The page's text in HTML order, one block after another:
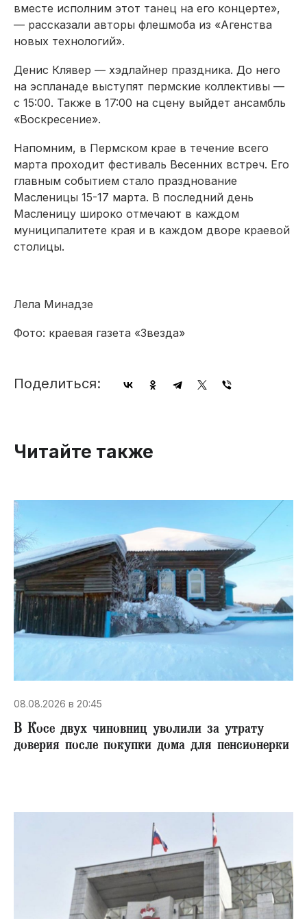
вместе исполним этот танец на его концерте»,
— рассказали авторы флешмоба из «Агенства
новых технологий».
Денис Клявер — хэдлайнер праздника. До него
на эспланаде выступят пермские коллективы —
с 15:00. Также в 17:00 на сцену выйдет ансамбль
«Воскресение».
Напомним, в Пермском крае в течение всего
марта проходит фестиваль Весенних встреч. Его
главным событием стало празднование
Масленицы 15-17 марта. В последний день
Масленицу широко отмечают в каждом
муниципалитете края и в каждом дворе краевой
столицы.
Лела Минадзе
Фото: краевая газета «Звезда»
Поделиться:
Читайте также
08.08.2026 в 20:45
В Косе двух чиновниц уволили за утрату
доверия после покупки дома для пенсионерки